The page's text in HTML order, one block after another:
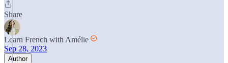
Share
Learn French with Amélie
Sep 28, 2023
Author